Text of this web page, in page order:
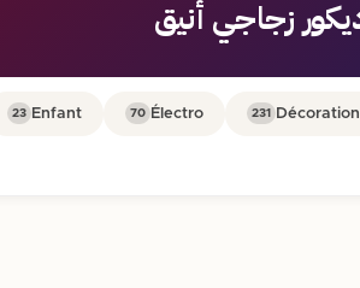
زجاجي أنيق
Décoration
231
Électro
70
Enfant
23